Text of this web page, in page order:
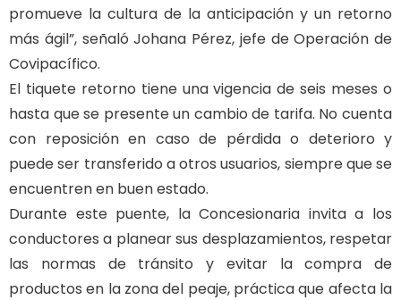
promueve la cultura de la anticipación y un retorno
más ágil”, señaló Johana Pérez, jefe de Operación de
Covipacífico.
El tiquete retorno tiene una vigencia de seis meses o
hasta que se presente un cambio de tarifa. No cuenta
con reposición en caso de pérdida o deterioro y
puede ser transferido a otros usuarios, siempre que se
encuentren en buen estado.
Durante este puente, la Concesionaria invita a los
conductores a planear sus desplazamientos, respetar
las normas de tránsito y evitar la compra de
productos en la zona del peaje, práctica que afecta la